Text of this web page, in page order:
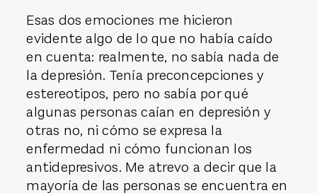
Esas dos emociones me hicieron
evidente algo de lo que no había caído
en cuenta: realmente, no sabía nada de
la depresión. Tenía preconcepciones y
estereotipos, pero no sabía por qué
algunas personas caían en depresión y
otras no, ni cómo se expresa la
enfermedad ni cómo funcionan los
antidepresivos. Me atrevo a decir que la
mayoría de las personas se encuentra en